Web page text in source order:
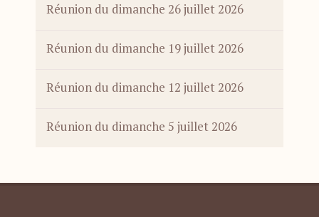
Réunion du dimanche 26 juillet 2026
Réunion du dimanche 19 juillet 2026
Réunion du dimanche 12 juillet 2026
Réunion du dimanche 5 juillet 2026